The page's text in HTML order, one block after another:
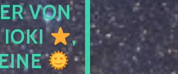
VON
IOKI
,